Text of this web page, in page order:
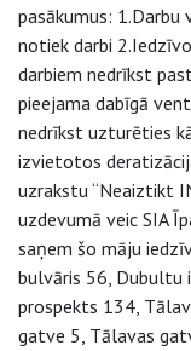
pasākumus:
notiek darbi
darbiem nedrīkst
pieejama dabīgā
nedrīkst uzturēties
izvietotos
uzrakstu “Neaiztikt
uzdevumā veic SIA
saņem šo māju
bulvāris 56, Dubultu
prospekts 134,
gatve 5, Tālavas